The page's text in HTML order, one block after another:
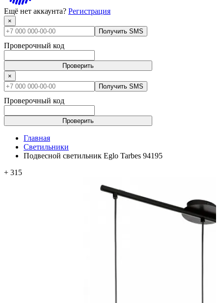
Ещё нет аккаунта? Регистрация
×
Получить SMS
Проверочный код
Проверить
×
Получить SMS
Проверочный код
Проверить
Главная
Светильники
Подвесной светильник Eglo Tarbes 94195
+ 315